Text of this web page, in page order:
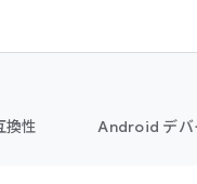
換性 Android デバ